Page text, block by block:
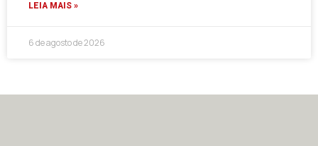
LEIA MAIS »
6 de agosto de 2026